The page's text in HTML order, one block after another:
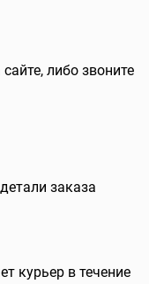
либо звоните
заказа
курьер в течение